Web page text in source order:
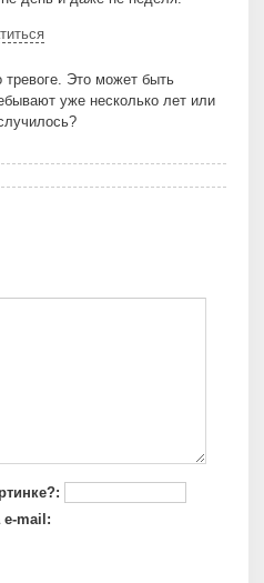
тревоге. Это может быть
уже несколько лет или
e-mail: